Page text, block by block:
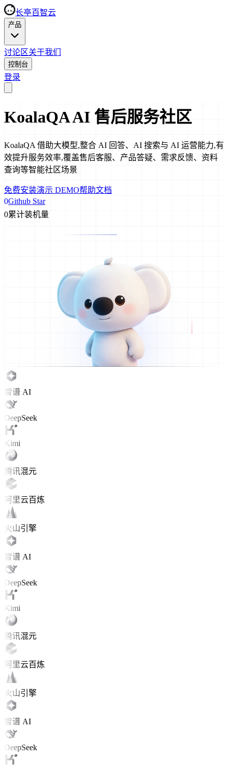
长亭百智云
产品
讨论区关于我们
控制台
登录
KoalaQA AI 售后服务社区
KoalaQA 借助大模型,整合 AI 回答、AI 搜索与 AI 运营能力,有
效提升服务效率,覆盖售后客服、产品答疑、需求反馈、资料
查询等智能社区场景
免费安装演示 DEMO帮助文档
0Github Star
0累计装机量
智谱 AI
DeepSeek
Kimi
腾讯混元
阿里云百炼
火山引擎
智谱 AI
DeepSeek
Kimi
腾讯混元
阿里云百炼
火山引擎
智谱 AI
DeepSeek